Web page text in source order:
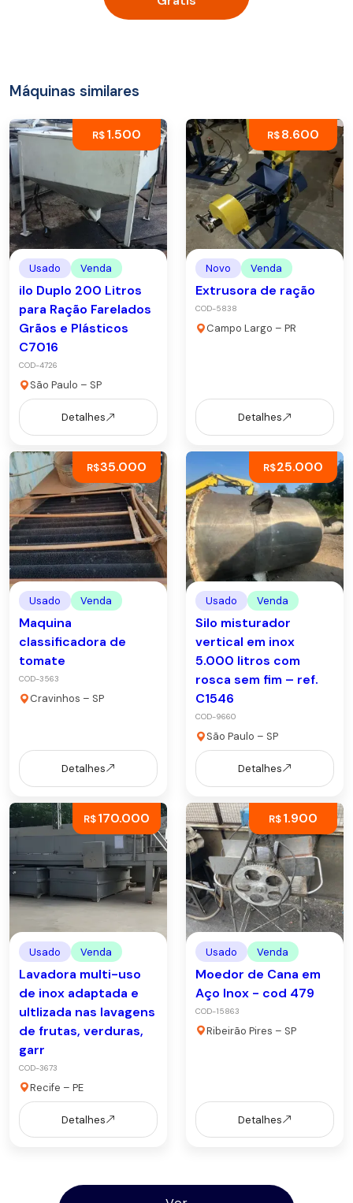
Máquinas similares
R$1.500
Usado Venda
ilo Duplo 200 Litros
para Ração Farelados
Grãos e Plásticos
C7016
COD-4726
São Paulo – SP
Detalhes
R$8.600
Novo Venda
Extrusora de ração
COD-5838
Campo Largo – PR
Detalhes
R$35.000
Usado Venda
Maquina
classificadora de
tomate
COD-3563
Cravinhos – SP
Detalhes
R$25.000
Usado Venda
Silo misturador
vertical em inox
5.000 litros com
rosca sem fim – ref.
C1546
COD-9660
São Paulo – SP
Detalhes
R$170.000
Usado Venda
Lavadora multi-uso
de inox adaptada e
ultlizada nas lavagens
de frutas, verduras,
garr
COD-3673
Recife – PE
Detalhes
R$1.900
Usado Venda
Moedor de Cana em
Aço Inox - cod 479
COD-15863
Ribeirão Pires – SP
Detalhes